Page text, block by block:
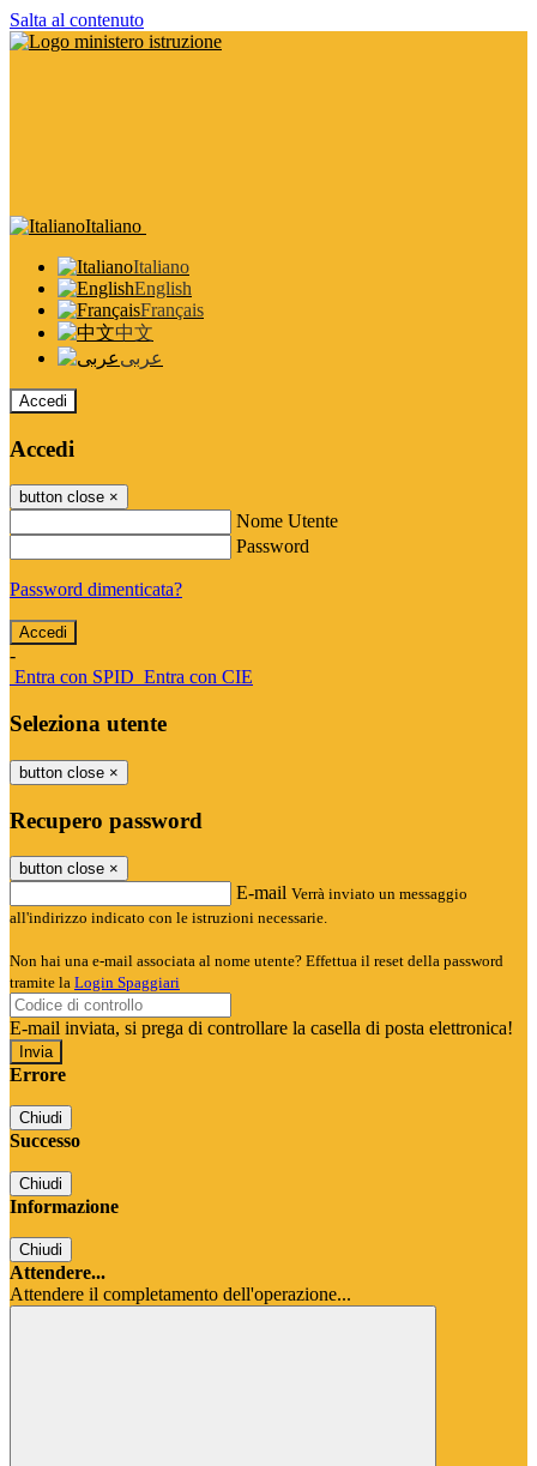
Salta al contenuto
Italiano
Italiano
English
Français
中文
عربى
Accedi
Accedi
button close ×
Nome Utente
Password
Password dimenticata?
-
Entra con SPID Entra con CIE
Seleziona utente
button close ×
Recupero password
button close ×
E-mail Verrà inviato un messaggio
all'indirizzo indicato con le istruzioni necessarie.
Non hai una e-mail associata al nome utente? Effettua il reset della password
tramite la Login Spaggiari
E-mail inviata, si prega di controllare la casella di posta elettronica!
Errore
Chiudi
Successo
Chiudi
Informazione
Chiudi
Attendere...
Attendere il completamento dell'operazione...